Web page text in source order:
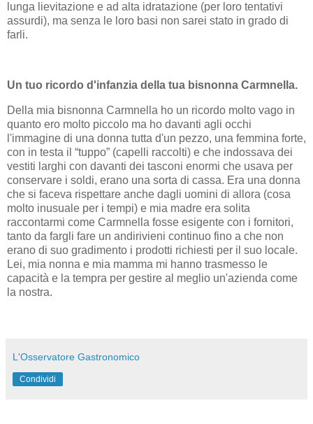
lunga lievitazione e ad alta idratazione (per loro tentativi
assurdi), ma senza le loro basi non sarei stato in grado di
farli.
Un tuo ricordo d'infanzia della tua bisnonna Carmnella.
Della mia bisnonna Carmnella ho un ricordo molto vago in
quanto ero molto piccolo ma ho davanti agli occhi
l'immagine di una donna tutta d'un pezzo, una femmina forte,
con in testa il “tuppo” (capelli raccolti) e che indossava dei
vestiti larghi con davanti dei tasconi enormi che usava per
conservare i soldi, erano una sorta di cassa. Era una donna
che si faceva rispettare anche dagli uomini di allora (cosa
molto inusuale per i tempi) e mia madre era solita
raccontarmi come Carmnella fosse esigente con i fornitori,
tanto da fargli fare un andirivieni continuo fino a che non
erano di suo gradimento i prodotti richiesti per il suo locale.
Lei, mia nonna e mia mamma mi hanno trasmesso le
capacità e la tempra per gestire al meglio un'azienda come
la nostra.
L'Osservatore Gastronomico
Condividi